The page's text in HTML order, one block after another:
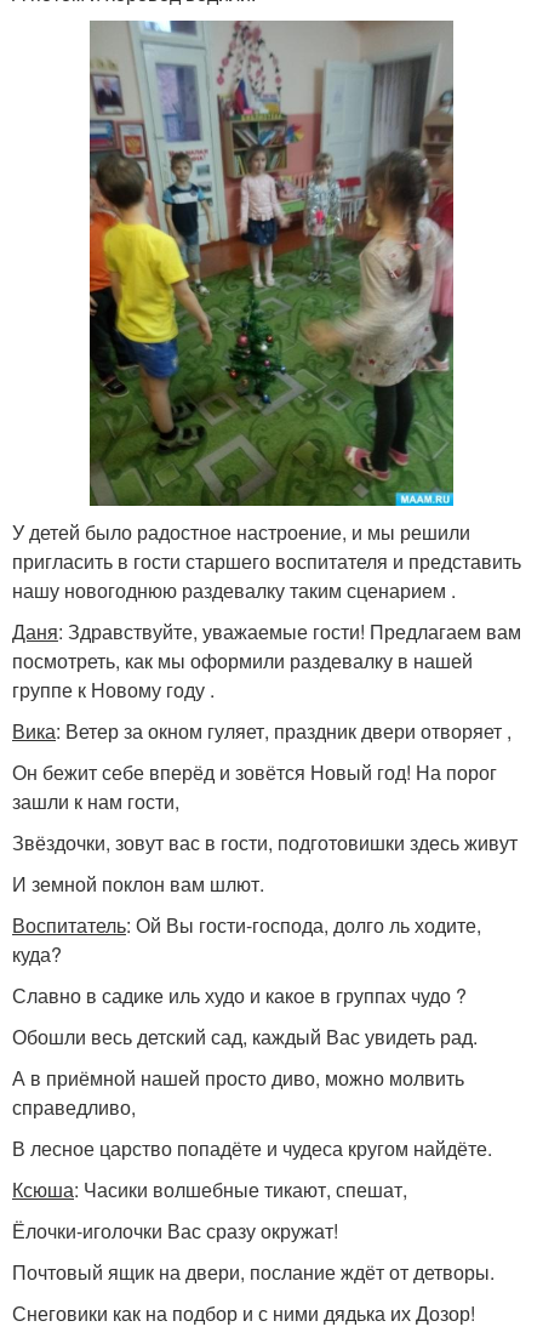
У детей было радостное настроение, и мы решили
пригласить в гости старшего воспитателя и представить
нашу новогоднюю раздевалку таким сценарием .
Даня: Здравствуйте, уважаемые гости! Предлагаем вам
посмотреть, как мы оформили раздевалку в нашей
группе к Новому году .
Вика: Ветер за окном гуляет, праздник двери отворяет ,
Он бежит себе вперёд и зовётся Новый год! На порог
зашли к нам гости,
Звёздочки, зовут вас в гости, подготовишки здесь живут
И земной поклон вам шлют.
Воспитатель: Ой Вы гости-господа, долго ль ходите,
куда?
Славно в садике иль худо и какое в группах чудо ?
Обошли весь детский сад, каждый Вас увидеть рад.
А в приёмной нашей просто диво, можно молвить
справедливо,
В лесное царство попадёте и чудеса кругом найдёте.
Ксюша: Часики волшебные тикают, спешат,
Ёлочки-иголочки Вас сразу окружат!
Почтовый ящик на двери, послание ждёт от детворы.
Снеговики как на подбор и с ними дядька их Дозор!